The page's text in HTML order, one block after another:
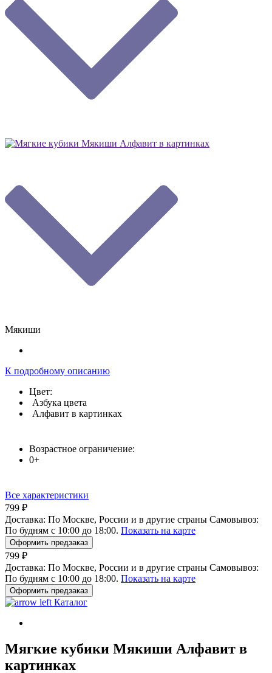
Мякиши
К подробному описанию
Цвет:
Азбука цвета
Алфавит в картинках
Возрастное ограничение:
0+
Все характеристики
799 ₽
Доставка: По Москве, России и в другие страны Самовывоз:
По будням с 10:00 до 18:00. Показать на карте
Оформить предзаказ
799 ₽
Доставка: По Москве, России и в другие страны Самовывоз:
По будням с 10:00 до 18:00. Показать на карте
Оформить предзаказ
Каталог
Мягкие кубики Мякиши Алфавит в
картинках